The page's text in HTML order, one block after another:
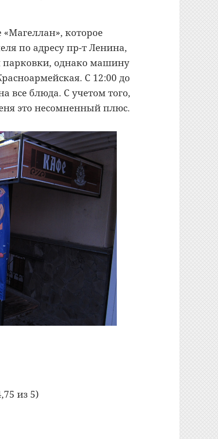
«Магеллан», которое
по адресу пр-т Ленина,
парковки, однако машину
С 12:00 до
все блюда. С учетом того,
это несомненный плюс.
(Гомель)
из 5)